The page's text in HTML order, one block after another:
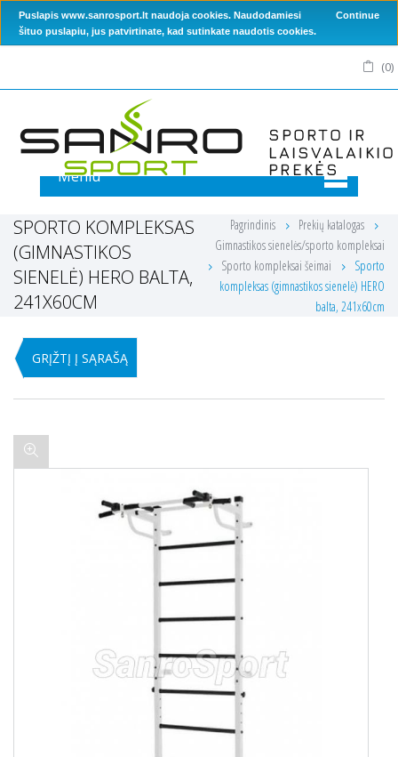
Puslapis www.sanrosport.lt naudoja cookies. Naudodamiesi
šituo puslapiu, jus patvirtinate, kad sutinkate naudotis cookies.
Continue
(0)
Meniu
SPORTO KOMPLEKSAS
(GIMNASTIKOS
SIENELĖ) HERO BALTA,
241X60CM
Pagrindinis
Prekių katalogas
Gimnastikos sienelės/sporto kompleksai
Sporto kompleksai šeimai
Sporto
kompleksas (gimnastikos sienelė) HERO
balta, 241x60cm
GRĮŽTĮ Į SĄRAŠĄ